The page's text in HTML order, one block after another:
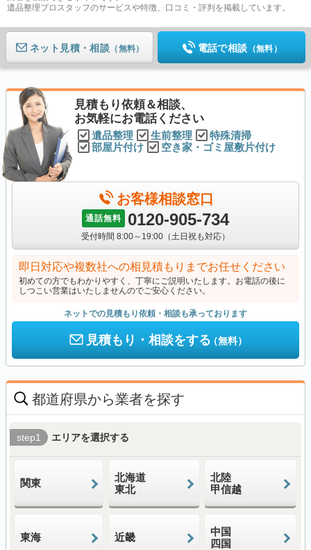
遺品整理プロスタッフのサービスや特徴、口コミ・評判を掲載しています。
ネット見積 （無料） 電話で相談 （無料）
見積もり依頼＆相談、
お気軽にお電話ください
遺品整理 生前整理
特殊清掃
部屋片付け
空き家・ゴミ屋敷片付け
お客様相談窓口
通話無料 0120-905-734
受付時間 8:00～19:00（土日祝も対応）
即日対応や複数社への相見積もりまでお任せください
初めての方でもわかりやすく、丁寧にご説明いたします。お電話の後に
しつこい営業はいたしませんのでご安心ください。
ネットでの見積もり依頼・相談も承っております
見積もり・相談をする（無料）
都道府県から業者を探す
step1 エリアを選択する
関東
北海道
東北
北陸
甲信越
東海 近畿
中国
四国